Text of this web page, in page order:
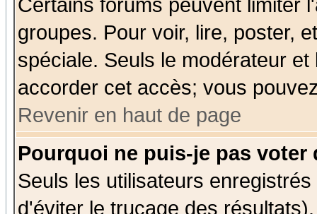
Certains forums peuvent limiter
groupes. Pour voir, lire, poster,
spéciale. Seuls le modérateur
accorder cet accès; vous
Revenir en haut de page
Pourquoi ne puis-je pas voter
Seuls les utilisateurs
d'éviter le trucage des